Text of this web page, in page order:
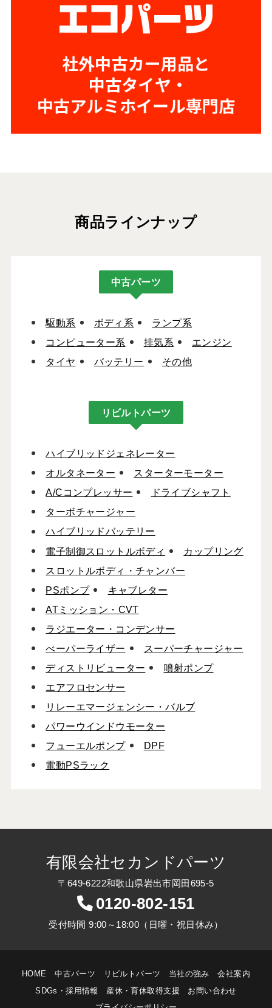
商品ラインナップ
中古パーツ
駆動系 ボディ系
ランプ系
コンピューター系
排気系
エンジン
タイヤ
バッテリー その他
リビルトパーツ
ハイブリッドジェネレーター
オルタネーター
スターターモーター
A/Cコンプレッサー
ドライブシャフト
ターボチャージャー
ハイブリッドバッテリー
電子制御スロットルボディ
カップリング
スロットルボディ・チャンバー
PSポンプ
キャブレター
ATミッション・CVT
ラジエーター・コンデンサー
べーパーライザー
スーパーチャージャー
ディストリビューター
噴射ポンプ
エアフロセンサー
リレーエマージェンシー・バルブ
パワーウインドウモーター
フューエルポンプ
DPF
電動PSラック
有限会社セカンドパーツ
〒649-6222和歌山県岩出市岡田695-5
0120-802-151
受付時間 9:00～18:00（日曜・祝日休み）
HOME 中古パーツ リビルトパーツ 当社の強み
会社案内
SDGs・採用情報
産休・育休取得支援
お問い合わせ